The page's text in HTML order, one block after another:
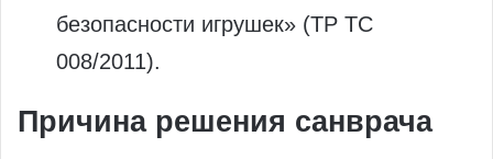
безопасности игрушек» (ТР ТС
008/2011).
Причина решения санврача